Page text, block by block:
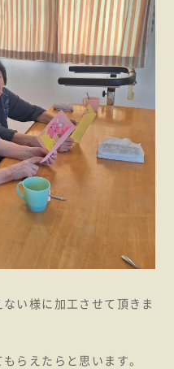
い様に加工させて頂きま
らえたらと思います。